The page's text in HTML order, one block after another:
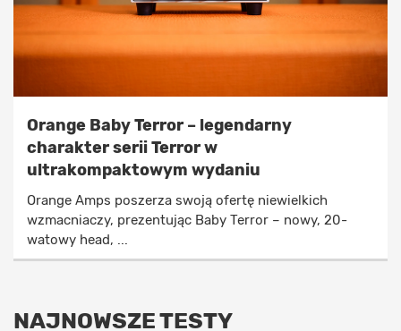
Orange Baby Terror – legendarny
charakter serii Terror w
ultrakompaktowym wydaniu
Orange Amps poszerza swoją ofertę niewielkich
wzmacniaczy, prezentując Baby Terror – nowy, 20-
watowy head, ...
NAJNOWSZE TESTY